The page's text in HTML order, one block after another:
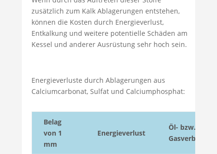
zusätzlich zum Kalk Ablagerungen entstehen,
können die Kosten durch Energieverlust,
Entkalkung und weitere potentielle Schäden am
Kessel und anderer Ausrüstung sehr hoch sein.
Energieverluste durch Ablagerungen aus
Calciumcarbonat, Sulfat und Calciumphosphat:
Belag
von 1
mm
Energieverlust
Öl- bzw.
Gasverbrauch